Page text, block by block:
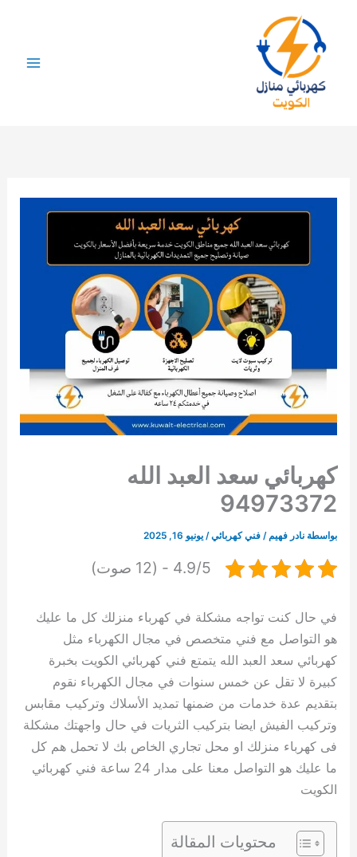
المحتوى
كهربائي سعد العبد الله
94973372
بواسطة نادر فهيم/فني كهربائي/يونيو 16, 2025
4.9/5 - (12 صوت)
في حال كنت تواجه مشكلة في كهرباء منزلك كل ما عليك
هو التواصل مع فني متخصص في مجال الكهرباء مثل
كهربائي سعد العبد الله يتمتع فني كهربائي الكويت بخبرة
كبيرة لا تقل عن خمس سنوات في مجال الكهرباء نقوم
بتقديم عدة خدمات من ضمنها تمديد الأسلاك وتركيب مقابس
وتركيب الفيش ايضا بتركيب الثريات في حال واجهتك مشكلة
فى كهرباء منزلك او محل تجاري الخاص بك لا تحمل هم كل
ما عليك هو التواصل معنا على مدار 24 ساعة فني كهربائي
الكويت
محتويات المقالة